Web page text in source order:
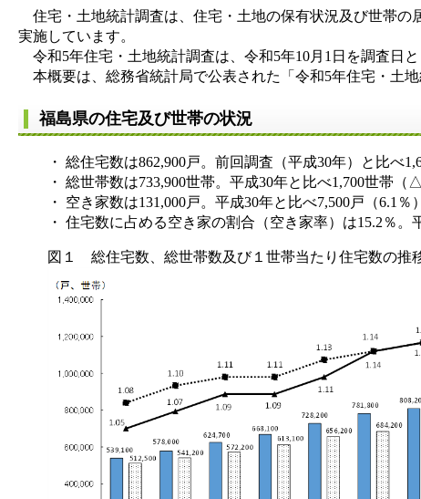
住宅・土地統計調査は、住宅・土地の保有状況及び世帯の
実施しています。
令和5年住宅・土地統計調査は、令和5年10月1日を調査日
本概要は、総務省統計局で公表された「令和5年住宅・土
福島県の住宅及び世帯の状況
・ 総住宅数は862,900戸。前回調査（平成30年）と比べ
・ 総世帯数は733,900世帯。平成30年と比べ1,700世帯（
・ 空き家数は131,000戸。平成30年と比べ7,500戸（6.1％
・ 住宅数に占める空き家の割合（空き家率）は15.2％。平
図１ 総住宅数、総世帯数及び１世帯当たり住宅数の推移